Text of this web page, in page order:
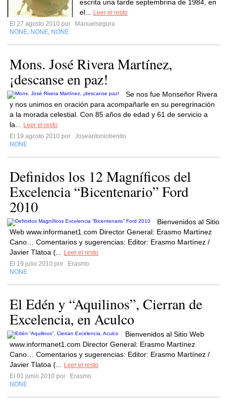
escrita una tarde septembrina de 1984, en
el...
Leer el resto
El 27 agosto 2010 por
Manuelsegura
NONE NONE NONE
Mons. José Rivera Martínez,
¡descanse en paz!
Se nos fue Monseñor Rivera
y nos unimos en oración para acompañarle en su peregrinación
a la morada celestial. Con 85 años de edad y 61 de servicio a
la...
Leer el resto
El 19 agosto 2010 por
Joseantoniobenito
NONE
Definidos los 12 Magníficos del
Excelencia “Bicentenario” Ford
2010
Bienvenidos al Sitio
Web www.informanet1.com Director General: Erasmo Martínez
Cano… Comentarios y sugerencias: Editor: Erasmo Martínez /
Javier Tlatoa (...
Leer el resto
El 19 julio 2010 por
Erasmo
NONE
El Edén y “Aquilinos”, Cierran de
Excelencia, en Aculco
Bienvenidos al Sitio Web
www.informanet1.com Director General: Erasmo Martínez
Cano… Comentarios y sugerencias: Editor: Erasmo Martínez /
Javier Tlatoa (...
Leer el resto
El 01 junio 2010 por
Erasmo
NONE